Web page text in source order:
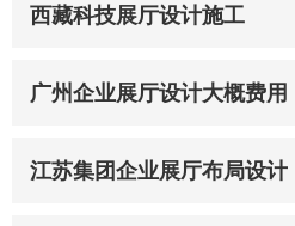
西藏科技展厅设计施工
广州企业展厅设计大概费用
江苏集团企业展厅布局设计